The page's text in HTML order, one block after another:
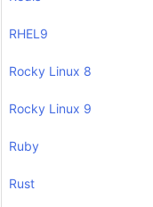
RHEL9
Rocky Linux 8
Rocky Linux 9
Ruby
Rust